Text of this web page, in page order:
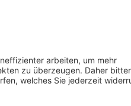
/ Rote Liste